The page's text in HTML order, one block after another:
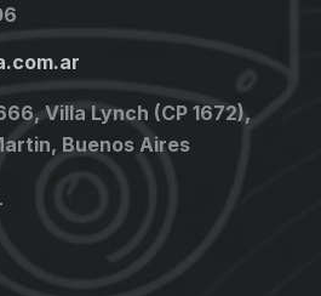
Villa Lynch (CP 1672),
Buenos Aires